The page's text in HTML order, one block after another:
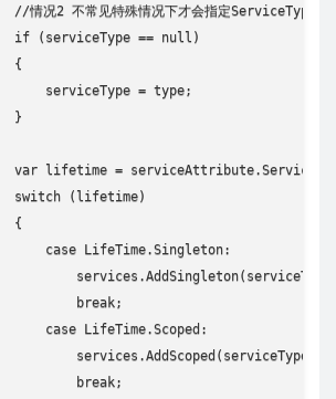
情况2 不常见特殊情况下才会指定ServiceType，
if (serviceType == null)
{
serviceType = type;
}
var lifetime =
switch (lifetime)
{
case LifeTime.Singleton:
break;
case LifeTime.Scoped:
services.AddScoped(serviceType,
break;